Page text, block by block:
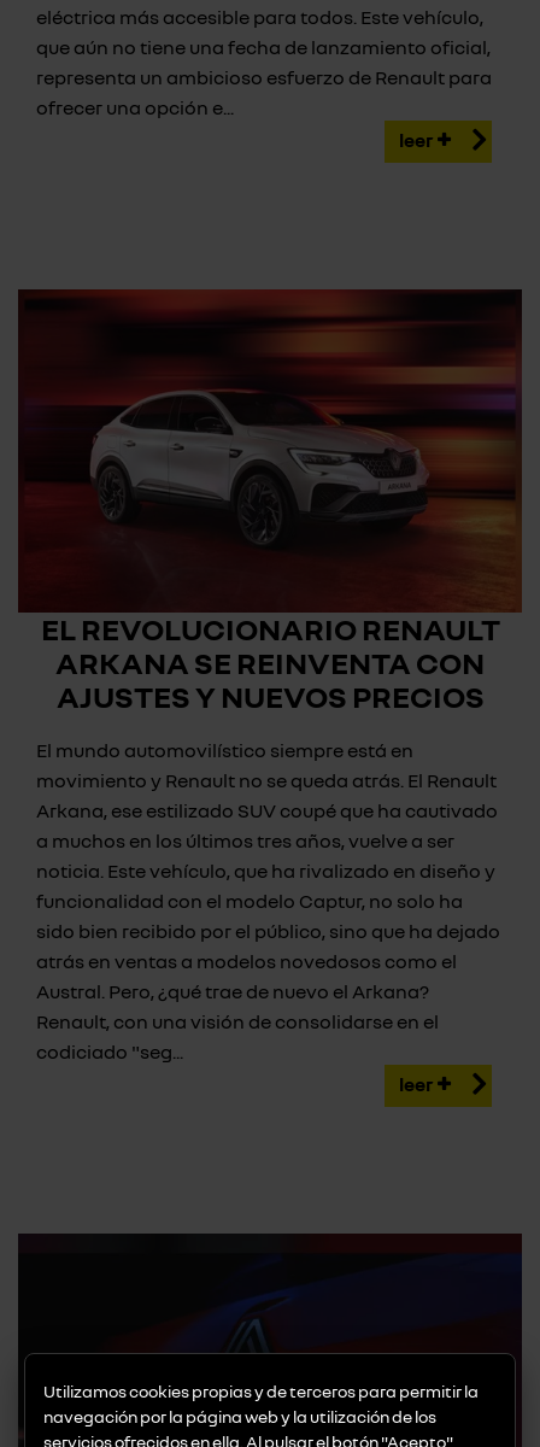
eléctrica más accesible para todos. Este vehículo,
que aún no tiene una fecha de lanzamiento oficial,
representa un ambicioso esfuerzo de Renault para
ofrecer una opción e...
leer
EL REVOLUCIONARIO RENAULT
ARKANA SE REINVENTA CON
AJUSTES Y NUEVOS PRECIOS
El mundo automovilístico siempre está en
movimiento y Renault no se queda atrás. El Renault
Arkana, ese estilizado SUV coupé que ha cautivado
a muchos en los últimos tres años, vuelve a ser
noticia. Este vehículo, que ha rivalizado en diseño y
funcionalidad con el modelo Captur, no solo ha
sido bien recibido por el público, sino que ha dejado
atrás en ventas a modelos novedosos como el
Austral. Pero, ¿qué trae de nuevo el Arkana?
Renault, con una visión de consolidarse en el
codiciado "seg...
leer
Utilizamos cookies propias y de terceros para permitir la
navegación por la página web y la utilización de los
servicios ofrecidos en ella. Al pulsar el botón "Acepto"